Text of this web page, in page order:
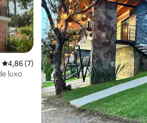
4,86 de uma avaliação média de 5, 7
4,86 (7)
luxo